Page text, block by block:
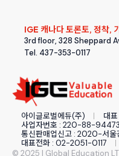
IGE 캐나다 토론토, 정착,
3rd floor, 328 Sheppard
Tel. 437-353-0117
아이글로벌에듀(주)
대
사업자번호 : 220-88-94473
통신판매업신고 : 2020-서
대표전화 : 02-2051-0117
© 2025 I Global Education